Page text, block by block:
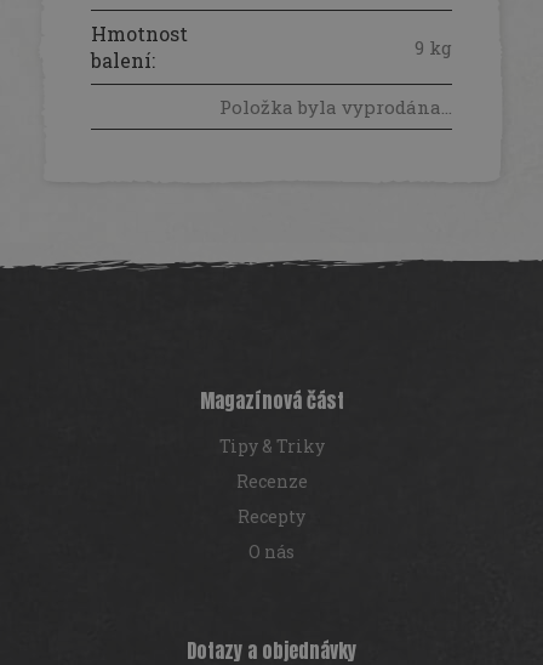
Hmotnost
balení: 9 kg
Položka byla vyprodána…
á
Magazínová část
Tipy & Triky
Recenze
Recepty
O nás
Dotazy a objednávky